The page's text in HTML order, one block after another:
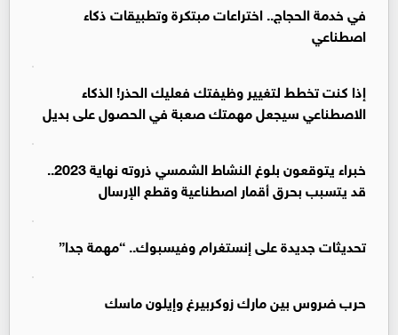
في خدمة الحجاج.. اختراعات مبتكرة وتطبيقات ذكاء
اصطناعي
إذا كنت تخطط لتغيير وظيفتك فعليك الحذر! الذكاء
الاصطناعي سيجعل مهمتك صعبة في الحصول على بديل
خبراء يتوقعون بلوغ النشاط الشمسي ذروته نهاية 2023..
قد يتسبب بحرق أقمار اصطناعية وقطع الإرسال
تحديثات جديدة على إنستغرام وفيسبوك.. “مهمة جدا”
حرب ضروس بين مارك زوكربيرغ وإيلون ماسك